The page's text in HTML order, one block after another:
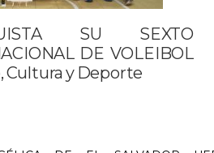
SU SEXTO
DE VOLEIBOL
Cultura y Deporte